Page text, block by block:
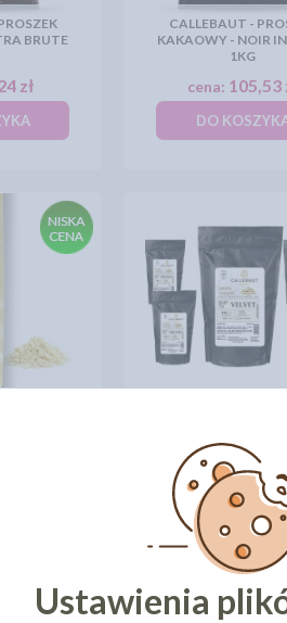
BRUTE
zł
CALLEBAUT -
KAKAOWY - NOIR
1KG
cena: 105,53
DO
cena:215,19 zł
DO
Najniższa cena z 30 dni
obniżką:
285,07 zł
Ustawienia